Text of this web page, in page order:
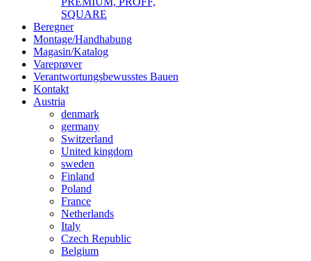
SQUARE
Beregner
Montage/Handhabung
Magasin/Katalog
Vareprøver
Verantwortungsbewusstes Bauen
Kontakt
Austria
denmark
germany
Switzerland
United kingdom
sweden
Finland
Poland
France
Netherlands
Italy
Czech Republic
Belgium